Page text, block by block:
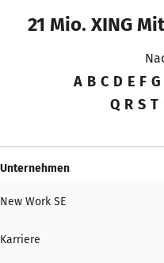
21 Mio. XING
A B C D E F G
Q R S T
Unternehmen
New Work SE
Karriere